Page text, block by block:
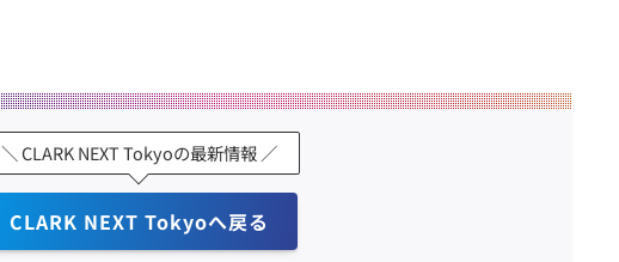
＼ CLARK NEXT Tokyoの最新情報 ／
CLARK NEXT Tokyoへ戻る